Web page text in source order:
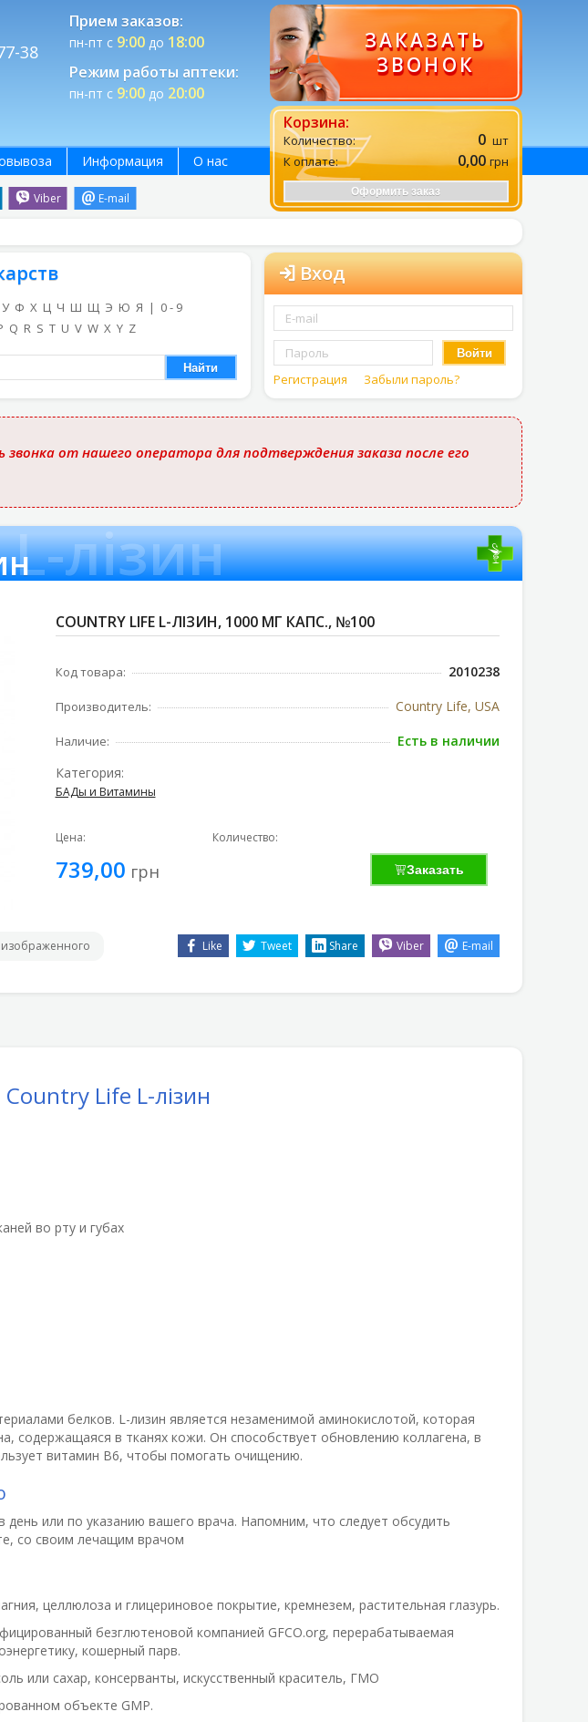
38
Прием заказов:
пн-пт с 9:00до 18:00
Режим работы аптеки:
пн-пт с 9:00до 20:00
ЗАКАЗАТЬ
ЗВОНОК
Корзина:
Количество: 0 шт
К оплате:
0,00 грн
Оформить заказ
Viber E-mail
Информация О нас
У Ф Х Ц Ч Ш Щ Э Ю Я | 0 - 9
Q R S T U V W X Y Z
Найти
Вход
Войти
Регистрация Забыли пароль?
от нашего оператора для подтверждения заказа после его
лізин
COUNTRY LIFE L-ЛІЗИН, 1000 МГ КАПС., №100
Код товара: 2010238
Производитель: Country Life, USA
Наличие:
Есть в наличии
Категория:
БАДы и Витамины
Цена:
739,00 грн
Количество:
Заказать
изображенного Like Tweet Share Viber E-mail
Country Life L-лізин
во рту и губах
белков. L-лизин является незаменимой аминокислотой, которая
содержащаяся в тканях кожи. Он способствует обновлению коллагена, в
витамин B6, чтобы помогать очищению.
или по указанию вашего врача. Напомним, что следует обсудить
со своим лечащим врачом
целлюлоза и глицериновое покрытие, кремнезем, растительная глазурь.
безглютеновой компанией GFCO.org, перерабатываемая
кошерный парв.
или сахар, консерванты, искусственный краситель, ГМО
объекте GMP.